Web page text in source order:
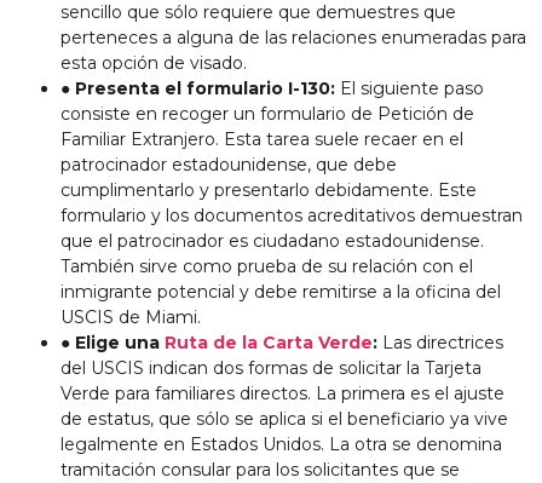
sencillo que sólo requiere que demuestres que
perteneces a alguna de las relaciones enumeradas para
esta opción de visado.
● Presenta el formulario I-130: El siguiente paso
consiste en recoger un formulario de Petición de
Familiar Extranjero. Esta tarea suele recaer en el
patrocinador estadounidense, que debe
cumplimentarlo y presentarlo debidamente. Este
formulario y los documentos acreditativos demuestran
que el patrocinador es ciudadano estadounidense.
También sirve como prueba de su relación con el
inmigrante potencial y debe remitirse a la oficina del
USCIS de Miami.
● Elige una Ruta de la Carta Verde: Las directrices
del USCIS indican dos formas de solicitar la Tarjeta
Verde para familiares directos. La primera es el ajuste
de estatus, que sólo se aplica si el beneficiario ya vive
legalmente en Estados Unidos. La otra se denomina
tramitación consular para los solicitantes que se